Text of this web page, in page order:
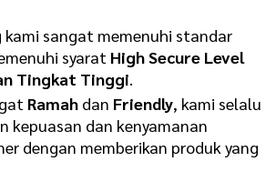
kami sangat memenuhi standar
syarat High Secure Level
Tingkat Tinggi.
Ramah dan Friendly, kami selalu
kepuasan dan kenyamanan
dengan memberikan produk yang